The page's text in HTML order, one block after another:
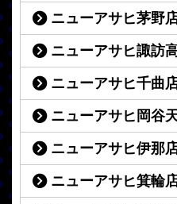
ニューアサヒ茅野
ニューアサヒ諏訪
ニューアサヒ千曲
ニューアサヒ岡谷
ニューアサヒ伊那
ニューアサヒ箕輪